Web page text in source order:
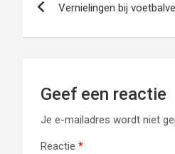
navigatie
Vernielingen bij
Geef een reactie
Je e-mailadres wordt niet
Reactie *